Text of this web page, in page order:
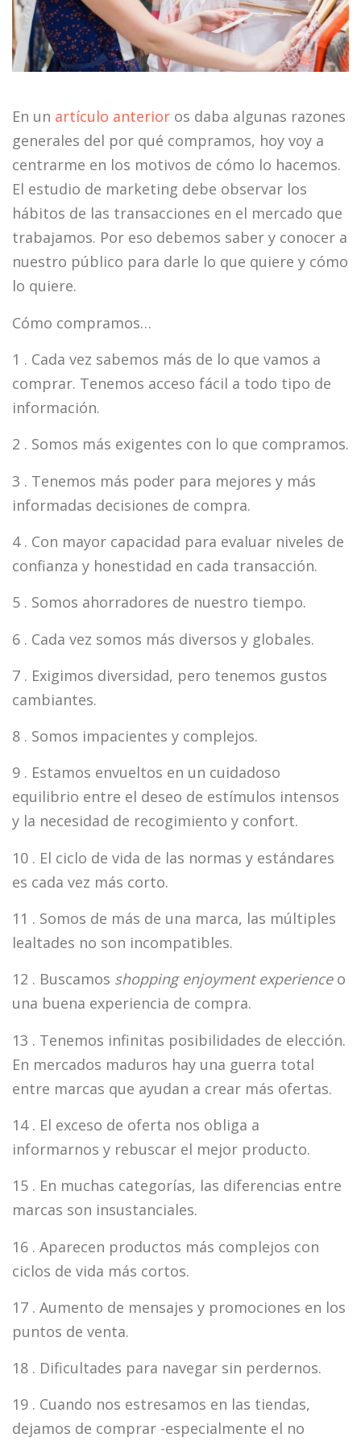
En un artículo anterior os daba algunas razones
generales del por qué compramos, hoy voy a
centrarme en los motivos de cómo lo hacemos.
El estudio de marketing debe observar los
hábitos de las transacciones en el mercado que
trabajamos. Por eso debemos saber y conocer a
nuestro público para darle lo que quiere y cómo
lo quiere.
Cómo compramos…
1 . Cada vez sabemos más de lo que vamos a
comprar. Tenemos acceso fácil a todo tipo de
información.
2 . Somos más exigentes con lo que compramos.
3 . Tenemos más poder para mejores y más
informadas decisiones de compra.
4 . Con mayor capacidad para evaluar niveles de
confianza y honestidad en cada transacción.
5 . Somos ahorradores de nuestro tiempo.
6 . Cada vez somos más diversos y globales.
7 . Exigimos diversidad, pero tenemos gustos
cambiantes.
8 . Somos impacientes y complejos.
9 . Estamos envueltos en un cuidadoso
equilibrio entre el deseo de estímulos intensos
y la necesidad de recogimiento y confort.
10 . El ciclo de vida de las normas y estándares
es cada vez más corto.
11 . Somos de más de una marca, las múltiples
lealtades no son incompatibles.
12 . Buscamos shopping enjoyment experienceo
una buena experiencia de compra.
13 . Tenemos infinitas posibilidades de elección.
En mercados maduros hay una guerra total
entre marcas que ayudan a crear más ofertas.
14 . El exceso de oferta nos obliga a
informarnos y rebuscar el mejor producto.
15 . En muchas categorías, las diferencias entre
marcas son insustanciales.
16 . Aparecen productos más complejos con
ciclos de vida más cortos.
17 . Aumento de mensajes y promociones en los
puntos de venta.
18 . Dificultades para navegar sin perdernos.
19 . Cuando nos estresamos en las tiendas,
dejamos de comprar -especialmente el no